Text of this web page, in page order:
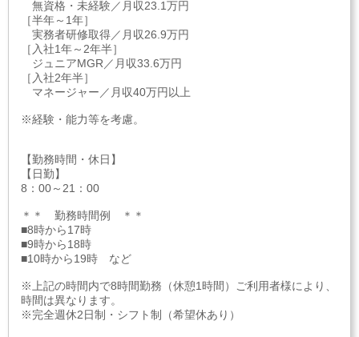
無資格・未経験／月収23.1万円
［半年～1年］
実務者研修取得／月収26.9万円
［入社1年～2年半］
ジュニアMGR／月収33.6万円
［入社2年半］
マネージャー／月収40万円以上
※経験・能力等を考慮。
【勤務時間・休日】
【日勤】
8：00～21：00
＊＊ 勤務時間例 ＊＊
■8時から17時
■9時から18時
■10時から19時 など
※上記の時間内で8時間勤務（休憩1時間）ご利用者様により、
時間は異なります。
※完全週休2日制・シフト制（希望休あり）